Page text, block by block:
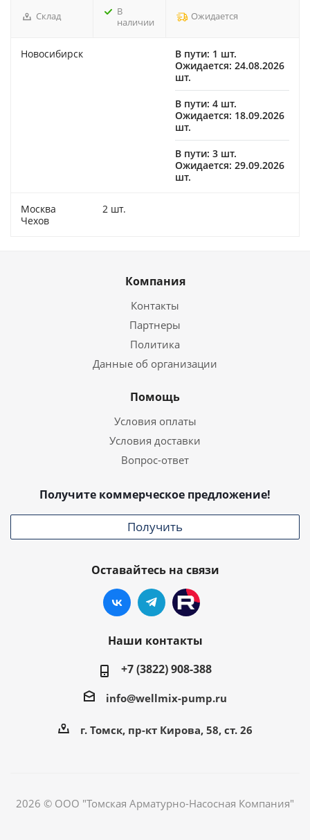
Склад
В
наличии
Ожидается
Новосибирск
В пути: 1 шт.
Ожидается: 24.08.2026
шт.
В пути: 4 шт.
Ожидается: 18.09.2026
шт.
В пути: 3 шт.
Ожидается: 29.09.2026
шт.
Москва
Чехов
2 шт.
Компания
Контакты
Партнеры
Политика
Данные об организации
Помощь
Условия оплаты
Условия доставки
Вопрос-ответ
Получите коммерческое предложение!
Получить
Оставайтесь на связи
Наши контакты
+7 (3822) 908-388
info@wellmix-pump.ru
г. Томск, пр-кт Кирова, 58, ст. 26
2026 © ООО "Томская Арматурно-Насосная Компания"